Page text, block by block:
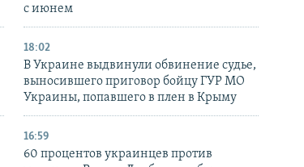
с июнем
18:02
В Украине выдвинули обвинение судье,
выносившего приговор бойцу ГУР МО
Украины, попавшего в плен в Крыму
16:59
60 процентов украинцев против